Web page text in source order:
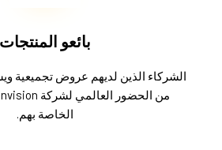
بائعو المنتجات
الشركاء الذين لديهم عروض تجميعية
الخاصة بهم.